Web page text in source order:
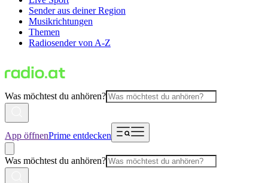
Sender aus deiner Region
Musikrichtungen
Themen
Radiosender von A-Z
Was möchtest du anhören?
App öffnenPrime entdecken
Was möchtest du anhören?